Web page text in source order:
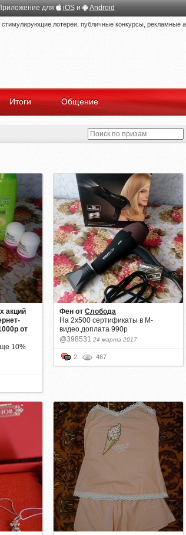
для iOSи Android
лотереи, публичные конкурсы, рекламные
Итоги Общение
акций
от
10%
Фен от Слобода
На 2х500 сертификаты в М-
видео.доплата 990р
@398531 24 марта 2017
2 467